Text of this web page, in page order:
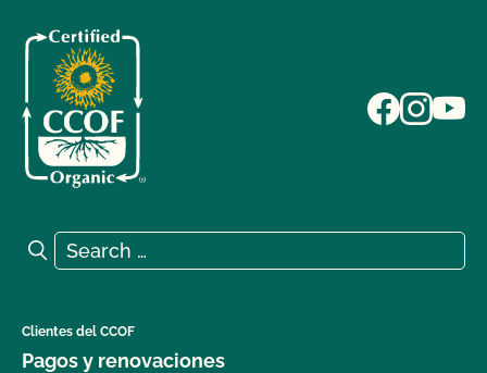
Search for:
Search
Clientes del CCOF
Pagos y renovaciones